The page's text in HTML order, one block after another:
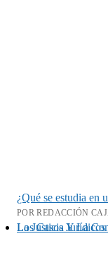
¿Qué se estudia en
POR REDACCIÓN
Los Casos Jurídicos Más Polémicos De Hispanoamérica: